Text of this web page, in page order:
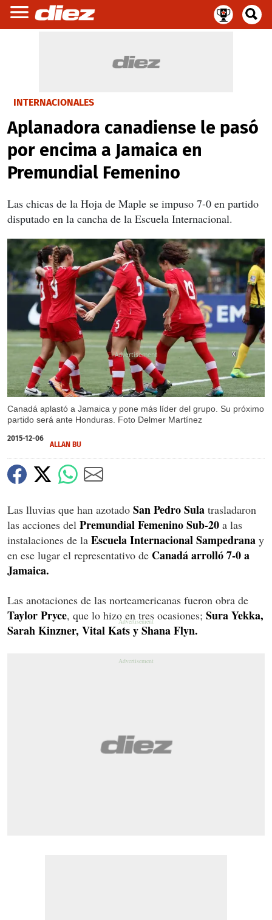
INTERNACIONALES
Aplanadora canadiense le pasó
por encima a Jamaica en
Premundial Femenino
Las chicas de la Hoja de Maple se impuso 7-0 en partido
disputado en la cancha de la Escuela Internacional.
Canadá aplastó a Jamaica y pone más líder del grupo. Su próximo
partido será ante Honduras. Foto Delmer Martínez
X
X
2015-12-06
ALLAN BU
Las lluvias que han azotado San Pedro Sula trasladaron
las acciones del Premundial Femenino Sub-20 a las
instalaciones de la Escuela Internacional Sampedrana y
en ese lugar el representativo de Canadá arrolló 7-0 a
Jamaica.
Las anotaciones de las norteamericanas fueron obra de
Taylor Pryce, que lo hizo en tres ocasiones; Sura Yekka,
Sarah Kinzner, Vital Kats y Shana Flyn.